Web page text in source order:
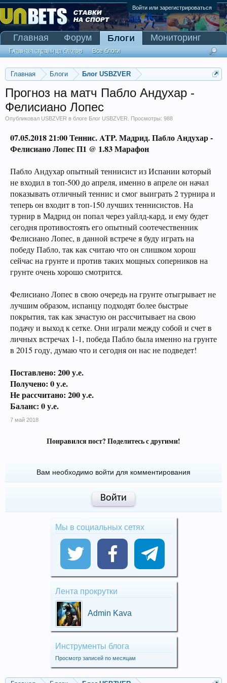
Войти или зарегистрироваться
Главная Блоги Блог USBZVER
Прогноз на матч Пабло Андухар -
Фелисиано Лопес
Опубликовал USBZVER в блоге Блог USBZVER . Просмотры: 988
07.05.2018 21:00Теннис. ATP. Мадрид. Пабло Андухар -
Фелисиано Лопес П1 @ 1.83 Марафон
Пабло Андухар опытный теннисист из Испании который
не входил в топ-500 до апреля, именно в апреле он начал
показывать отличный теннис и смог выиграть 2 турнира и
теперь он входит в топ-150 лучших теннисистов. На
турнир в Мадрид он попал через уайлд-кард, и ему будет
сегодня противостоять его опытный соотечественник
Фелисиано Лопес, в данной встрече я буду играть на
победу Пабло, так как считаю что он слишком хорош
сейчас на грунте и против таких мощных соперников на
грунте очень хорошо смотрится.
Фелисиано Лопес в свою очередь на грунте отыгрывает не
лучшим образом, испанцу подходят более быстрые
покрытия, так как зачастую он рассчитывает на свою
подачу и выход к сетке. Они играли между собой и счет в
личных встречах 1-1, победа Пабло была именно на грунте
в 2015 году, думаю что и сегодня он нас не подведет!
Поставлено: 200 у.е.
Получено: 0 у.е.
Не рассчитано: 200 у.е.
Баланс: 0 у.е.
7 май 2018
Понравился пост? Поделитесь с другими!
Вам необходимо войти для комментирования
Войти
Мы в социальных сетях
Лента прокрутки
Admin Kava
Инструменты блога
Просмотр записей по месяцам
Главная Форум Блоги
Главная страница блогов Все блоги
Мониторинг
Сканер Pinnacle